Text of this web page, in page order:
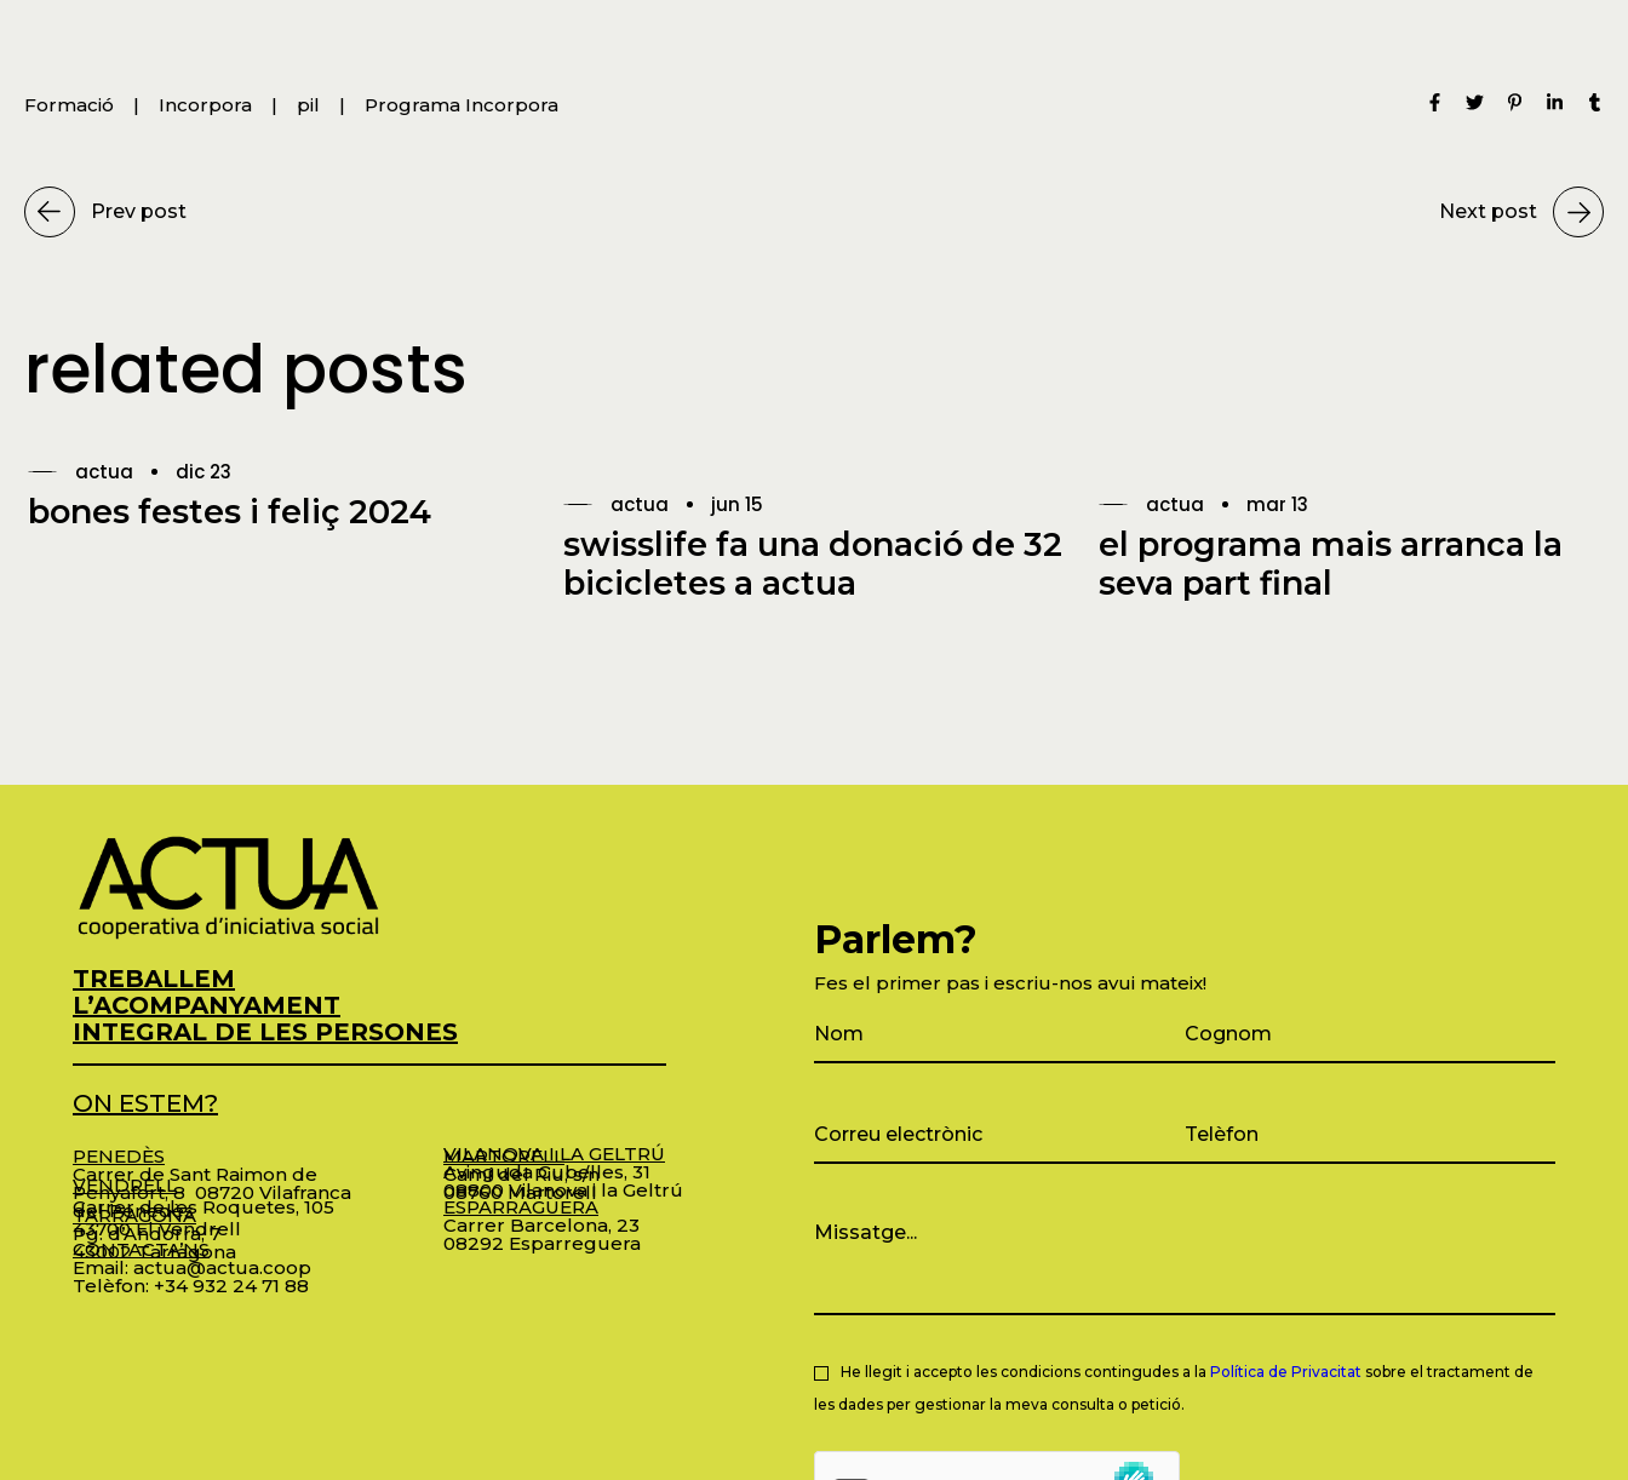
Formació Incorpora pil Programa Incorpora
Prev post Next post
related posts
actua dic 23
bones festes i feliç 2024 actua jun 15
swisslife fa una donació de 32
bicicletes a actua
actua mar 13
el programa mais arranca la
seva part final
TREBALLEM
L’ACOMPANYAMENT
INTEGRAL DE LES PERSONES
ON ESTEM?
PENEDÈS
Carrer de Sant Raimon de
Penyafort, 8 08720 Vilafranca
del Penedès
VENDRELL
Carrer de les Roquetes, 105
43700 El Vendrell
TARRAGONA
Pg. d’Andorra, 7
43002 Tarragona
CONTACTA’NS
Email: actua@actua.coop
Telèfon: +34 932 24 71 88
MARTORELL
Camí del Riu, s/n
08760 Martorell
VILANOVA I LA GELTRÚ
Avinguda Cubelles, 31
08800 Vilanova i la Geltrú
ESPARRAGUERA
Carrer Barcelona, 23
08292 Esparreguera
Parlem?
Fes el primer pas i escriu-nos avui mateix!
He llegit i accepto les condicions contingudes a la Política de Privacitat sobre el tractament de
les dades per gestionar la meva consulta o petició.